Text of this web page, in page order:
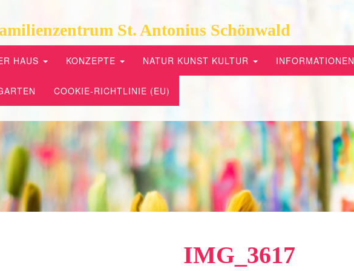
St. Antonius Schönwald
HAUS KONZEPTE NATUR KUNST KULTUR INFORMATIONEN
COOKIE-RICHTLINIE (EU)
IMG_3617